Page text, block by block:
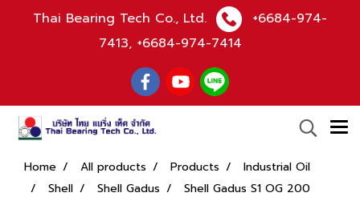
Thai Bearing Tech Co., Ltd.
+6684-974-
7413, +6684-974-7414
Home All products Products
Industrial Oil
Shell
Shell Gadus Shell Gadus S1 OG 200